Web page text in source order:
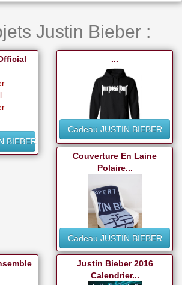
Justin Bieber :
BIEBER
...
Cadeau JUSTIN BIEBER
Couverture En Laine
Polaire...
Cadeau JUSTIN BIEBER
Justin Bieber 2016
Calendrier...